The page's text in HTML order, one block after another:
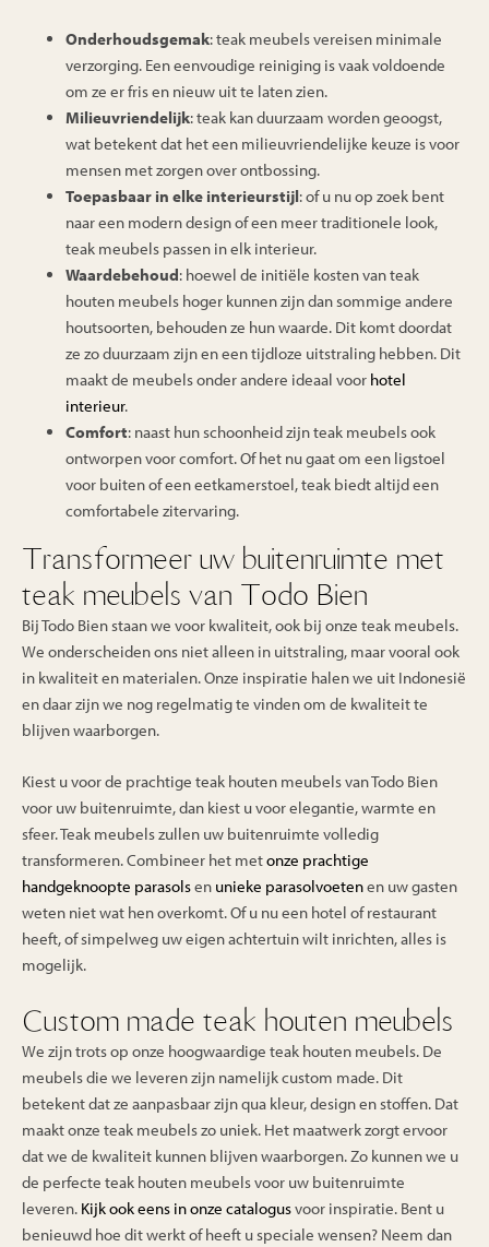
Onderhoudsgemak: teak meubels vereisen minimale
verzorging. Een eenvoudige reiniging is vaak voldoende
om ze er fris en nieuw uit te laten zien.
Milieuvriendelijk: teak kan duurzaam worden geoogst,
wat betekent dat het een milieuvriendelijke keuze is voor
mensen met zorgen over ontbossing.
Toepasbaar in elke interieurstijl: of u nu op zoek bent
naar een modern design of een meer traditionele look,
teak meubels passen in elk interieur.
Waardebehoud: hoewel de initiële kosten van teak
houten meubels hoger kunnen zijn dan sommige andere
houtsoorten, behouden ze hun waarde. Dit komt doordat
ze zo duurzaam zijn en een tijdloze uitstraling hebben. Dit
maakt de meubels onder andere ideaal voor hotel
interieur.
Comfort: naast hun schoonheid zijn teak meubels ook
ontworpen voor comfort. Of het nu gaat om een ligstoel
voor buiten of een eetkamerstoel, teak biedt altijd een
comfortabele zitervaring.
Transformeer uw buitenruimte met
teak meubels van Todo Bien
Bij Todo Bien staan we voor kwaliteit, ook bij onze teak meubels.
We onderscheiden ons niet alleen in uitstraling, maar vooral ook
in kwaliteit en materialen. Onze inspiratie halen we uit Indonesië
en daar zijn we nog regelmatig te vinden om de kwaliteit te
blijven waarborgen.
Kiest u voor de prachtige teak houten meubels van Todo Bien
voor uw buitenruimte, dan kiest u voor elegantie, warmte en
sfeer. Teak meubels zullen uw buitenruimte volledig
transformeren. Combineer het metonze prachtige
handgeknoopte parasolsen unieke parasolvoetenen uw gasten
weten niet wat hen overkomt. Of u nu een hotel of restaurant
heeft, of simpelweg uw eigen achtertuin wilt inrichten, alles is
mogelijk.
Custom made teak houten meubels
We zijn trots op onze hoogwaardige teak houten meubels. De
meubels die we leveren zijn namelijk custom made. Dit
betekent dat ze aanpasbaar zijn qua kleur, design en stoffen. Dat
maakt onze teak meubels zo uniek. Het maatwerk zorgt ervoor
dat we de kwaliteit kunnen blijven waarborgen. Zo kunnen we u
de perfecte teak houten meubels voor uw buitenruimte
leveren. Kijk ook eens in onze catalogusvoor inspiratie. Bent u
benieuwd hoe dit werkt of heeft u speciale wensen? Neem dan